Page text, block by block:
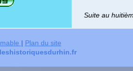
Suite au
| Plan du site